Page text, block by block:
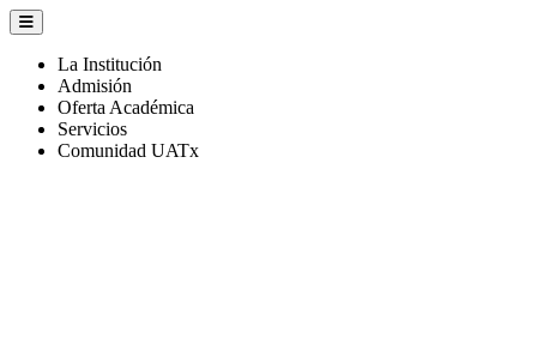
La Institución
Admisión
Oferta Académica
Servicios
Comunidad UATx